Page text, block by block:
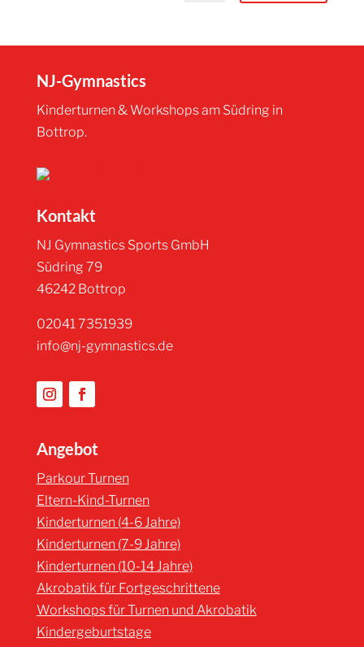
NJ-Gymnastics
Kinderturnen & Workshops am Südring in
Bottrop.
Kontakt
NJ Gymnastics Sports GmbH
Südring 79
46242 Bottrop
02041 7351939
info@nj-gymnastics.de
Angebot
Parkour Turnen
Eltern-Kind-Turnen
Kinderturnen (4-6 Jahre)
Kinderturnen (7-9 Jahre)
Kinderturnen (10-14 Jahre)
Akrobatik für Fortgeschrittene
Workshops für Turnen und Akrobatik
Kindergeburtstage